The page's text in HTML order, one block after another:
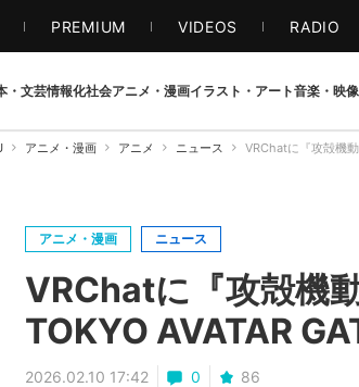
PREMIUM VIDEOS RADIO
・文芸情報化社会アニメ・漫画イラスト・アート音楽・映像
アニメ・漫画 アニメ ニュース VRChatに『攻殻機
アニメ・漫画 ニュース
VRChatに『攻殻機
TOKYO AVATAR
2026.02.10 17:42 0
86